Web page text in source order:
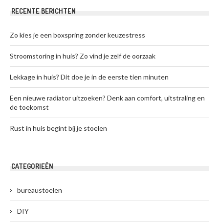
RECENTE BERICHTEN
Zo kies je een boxspring zonder keuzestress
Stroomstoring in huis? Zo vind je zelf de oorzaak
Lekkage in huis? Dit doe je in de eerste tien minuten
Een nieuwe radiator uitzoeken? Denk aan comfort, uitstraling en
de toekomst
Rust in huis begint bij je stoelen
CATEGORIEËN
bureaustoelen
DIY